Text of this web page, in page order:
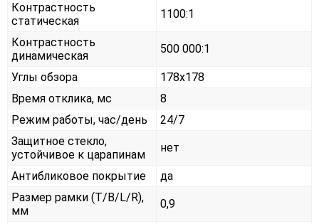
Контрастность
статическая
1100:1
Контрастность
динамическая
500 000:1
Углы обзора
178x178
Время отклика, мс
8
Режим работы, час/день
24/7
Защитное стекло,
устойчивое к царапинам
нет
Антибликовое покрытие
да
Размер рамки (T/B/L/R),
мм
0,9